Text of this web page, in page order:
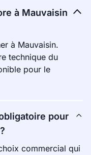
à Mauvaisin
à Mauvaisin.
technique du
pour le
pour
commercial qui